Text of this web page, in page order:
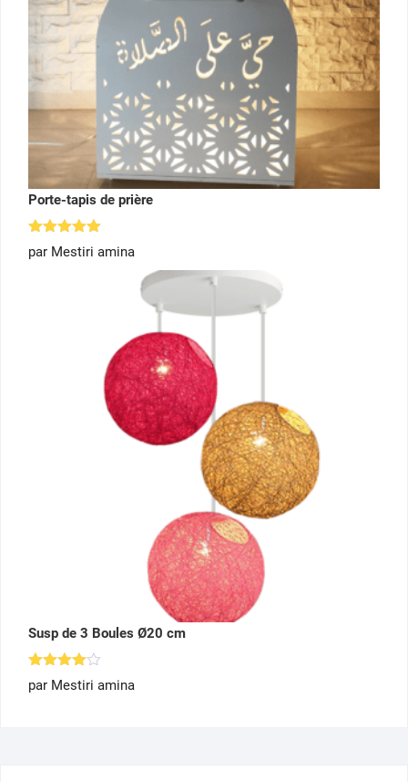
Porte-tapis de prière
Note
sur 5
par Mestiri amina
Susp de 3 Boules Ø20 cm
Note
sur 5
par Mestiri amina